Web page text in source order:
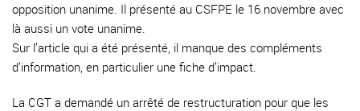
opposition unanime. Il présenté au CSFPE le 16 novembre avec
là aussi un vote unanime.
Sur l’article qui a été présenté, il manque des compléments
d’information, en particulier une fiche d’impact.
La CGT a demandé un arrêté de restructuration pour que les